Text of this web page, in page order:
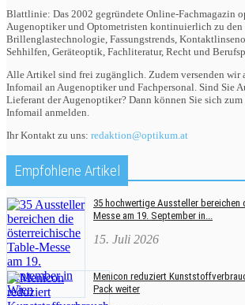
Blattlinie: Das 2002 gegründete Online-Fachmagazin
Augenoptiker und Optometristen kontinuierlich zu den
Brillenglastechnologie, Fassungstrends,
Sehhilfen, Geräteoptik, Fachliteratur, Recht und
Alle Artikel sind frei zugänglich. Zudem versenden wir
Infomail an Augenoptiker und Fachpersonal. Sind Sie
Lieferant der Augenoptiker? Dann können Sie sich
Infomail anmelden.
Ihr Kontakt zu uns: redaktion@optikum.at
Empfohlene Artikel
35 hochwertige Aussteller
Messe am 19. September in...
15. Juli 2026
Menicon reduziert
Pack weiter